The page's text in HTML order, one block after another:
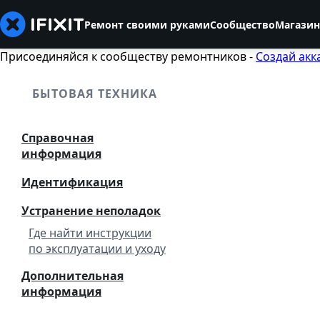
Ремонт своими рукамиСообществоМагазин
Присоединяйся к сообществу ремонтников - Создай
БЫТОВАЯ ТЕХНИКА
Справочная
информация
Идентификация
Устранение неполадок
Где найти инструкции
по эксплуатации и уходу
Дополнительная
информация